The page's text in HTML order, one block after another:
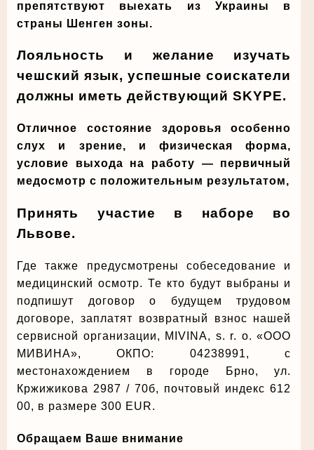
препятствуют выехать из Украины в
страны Шенген зоны.
Лояльность и желание изучать
чешский язык, успешные соискатели
должны иметь действующий SKYPE.
Отличное состояние здоровья особенно
слух и зрение, и физическая форма,
условие выхода на работу — первичный
медосмотр с положительным результатом,
Принять участие в наборе во
Львове.
Где также предусмотрены собеседование и
медицинский осмотр. Те кто будут выбраны и
подпишут договор о будущем трудовом
договоре, заплатят возвратный взнос нашей
сервисной организации, MIVINA, s. r. o. «ООО
МИВИНА», ОКПО: 04238991, с
местонахождением в городе Брно, ул.
Кржижикова 2987 / 70б, почтовый индекс 612
00, в размере 300 EUR.
Обращаем Ваше внимание